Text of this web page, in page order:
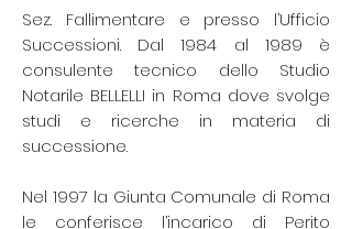
Sez. Fallimentare e presso l’Ufficio
Successioni. Dal 1984 al 1989 è
consulente tecnico dello Studio
Notarile BELLELLI in Roma dove svolge
studi e ricerche in materia di
successione.
Nel 1997 la Giunta Comunale di Roma
le conferisce l’incarico di Perito